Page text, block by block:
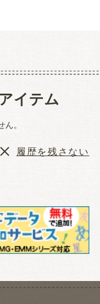
イテム
。
履歴を残さない